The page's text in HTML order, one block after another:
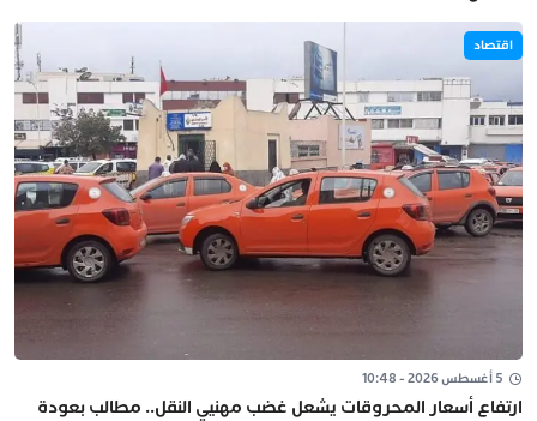
اقتصاد
5 أغسطس 2026 - 10:48
ارتفاع أسعار المحروقات يشعل غضب مهنيي النقل.. مطالب بعودة